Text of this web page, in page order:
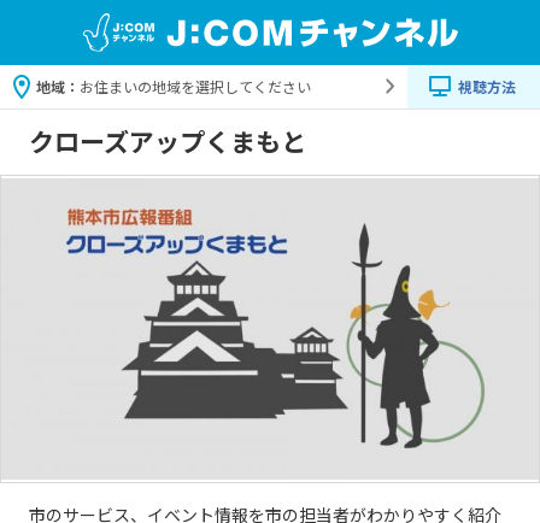
地域： お住まいの地域を選択してください 視聴方法
クローズアップくまもと
市のサービス、イベント情報を市の担当者がわかりやすく紹介